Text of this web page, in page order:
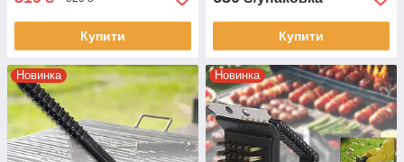
Купити Купити
Новинка Новинка